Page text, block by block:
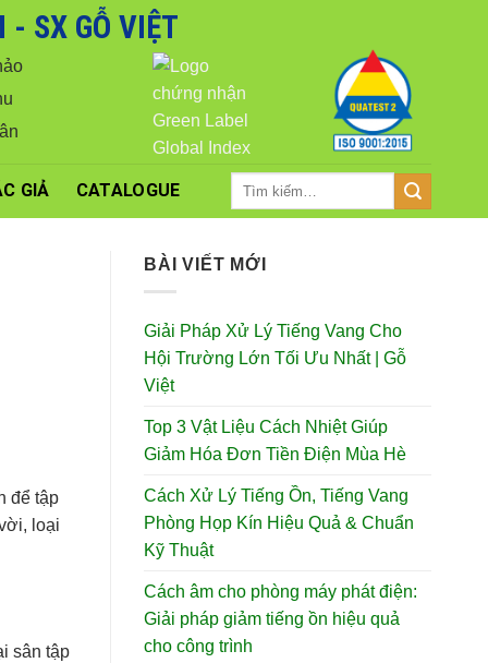
- SX GỖ VIỆT
GIẢ CATALOGUE
để tập
loại
sân tập
BÀI VIẾT MỚI
Giải Pháp Xử Lý Tiếng Vang Cho
Hội Trường Lớn Tối Ưu Nhất | Gỗ
Việt
Top 3 Vật Liệu Cách Nhiệt Giúp
Giảm Hóa Đơn Tiền Điện Mùa Hè
Cách Xử Lý Tiếng Ồn, Tiếng Vang
Phòng Họp Kín Hiệu Quả & Chuẩn
Kỹ Thuật
Cách âm cho phòng máy phát điện:
Giải pháp giảm tiếng ồn hiệu quả
cho công trình
tốt nhất.